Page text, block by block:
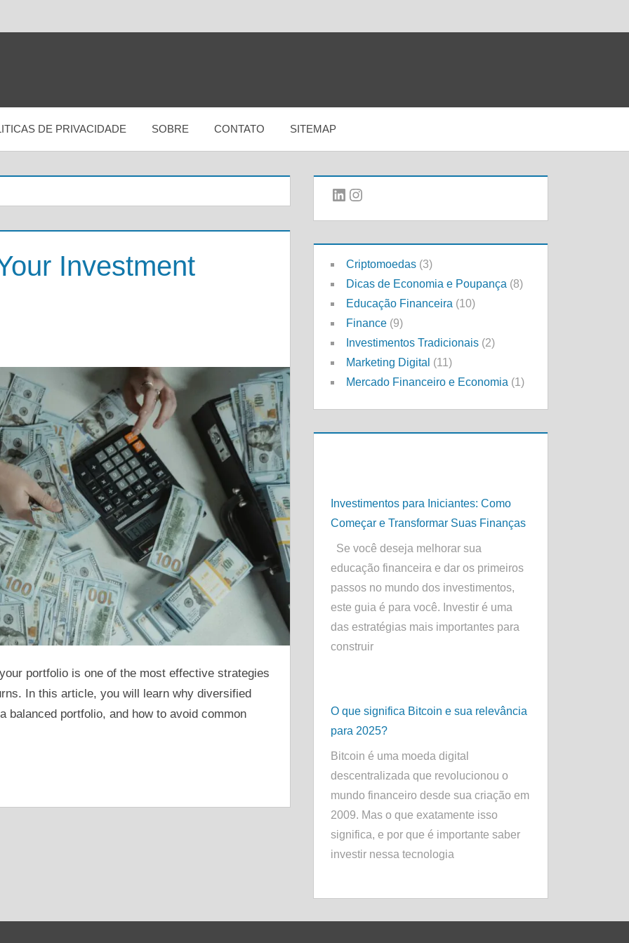
DE PRIVACIDADE SOBRE CONTATO SITEMAP
Investment
portfolio is one of the most effective strategies
In this article, you will learn why diversified
balanced portfolio, and how to avoid common
LinkedIn
Instagram
Criptomoedas (3)
Dicas de Economia e Poupança (8)
Educação Financeira (10)
Finance (9)
Investimentos Tradicionais (2)
Marketing Digital (11)
Mercado Financeiro e Economia (1)
Investimentos para Iniciantes: Como
Começar e Transformar Suas Finanças
Se você deseja melhorar sua
educação financeira e dar os primeiros
passos no mundo dos investimentos,
este guia é para você. Investir é uma
das estratégias mais importantes para
construir
O que significa Bitcoin e sua relevância
para 2025?
Bitcoin é uma moeda digital
descentralizada que revolucionou o
mundo financeiro desde sua criação em
2009. Mas o que exatamente isso
significa, e por que é importante saber
investir nessa tecnologia